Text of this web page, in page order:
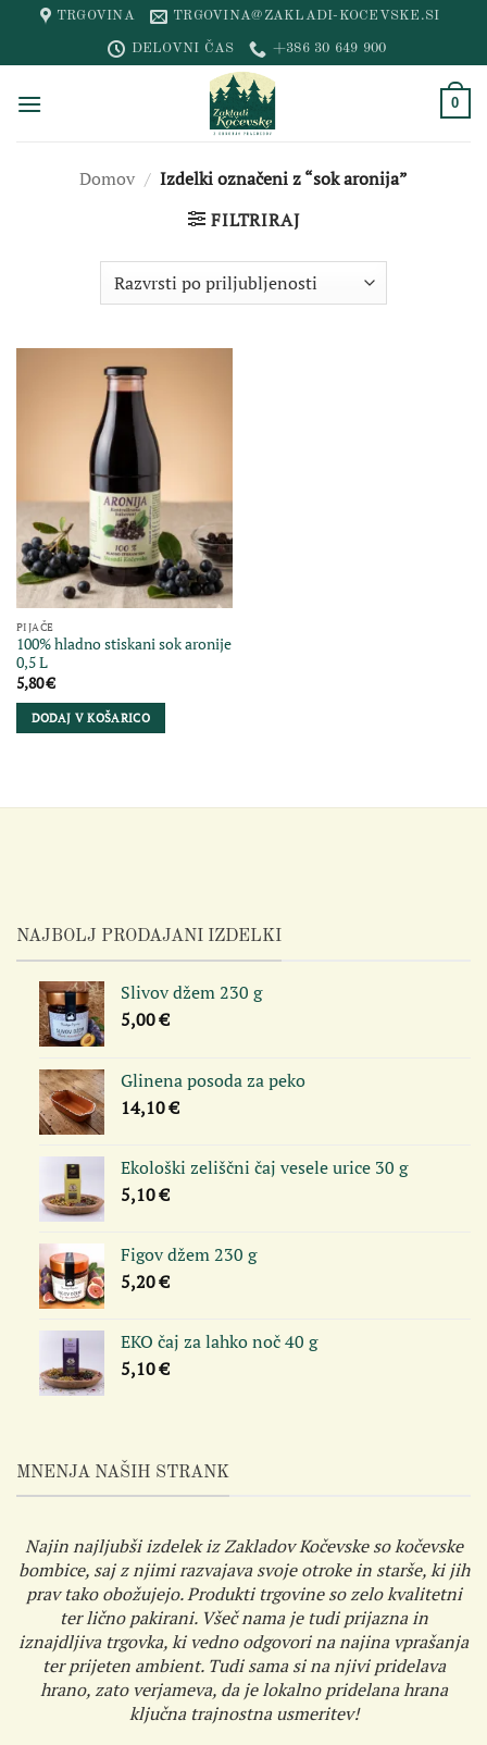
content
TRGOVINA TRGOVINA@ZAKLADI-KOCEVSKE.SI
DELOVNI ČAS +386 30 649 900
0
Domov / Izdelki označeni z “sok aronija”
FILTRIRAJ
PIJAČE
100% hladno stiskani sok aronije
0,5 L
5,80€
DODAJ V KOŠARICO
MNENJA NAŠIH STRANK
Najin najljubši izdelek iz Zakladov Kočevske so kočevske
bombice, saj z njimi razvajava svoje otroke in starše, ki jih
prav tako obožujejo. Produkti trgovine so zelo kvalitetni
ter lično pakirani. Všeč nama je tudi prijazna in
iznajdljiva trgovka, ki vedno odgovori na najina vprašanja
ter prijeten ambient. Tudi sama si na njivi pridelava
hrano, zato verjameva, da je lokalno pridelana hrana
ključna trajnostna usmeritev!
NAJBOLJ PRODAJANI IZDELKI
Slivov džem 230 g
5,00€
Glinena posoda za peko
14,10€
Ekološki zeliščni čaj vesele urice 30 g
5,10€
Figov džem 230 g
5,20€
EKO čaj za lahko noč 40 g
5,10€